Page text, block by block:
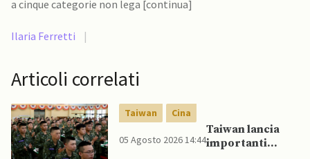
a cinque categorie non lega [continua]
Ilaria Ferretti |
Articoli correlati
Taiwan Cina
05 Agosto 2026 14:44
Taiwan lancia
importanti